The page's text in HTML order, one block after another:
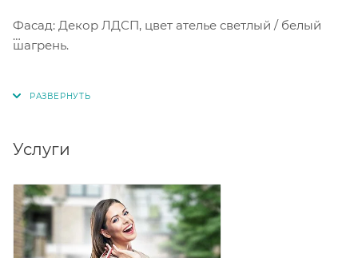
Фасад: Декор ЛДСП, цвет ателье светлый / белый
шагрень.
Ручки: АБС пластик, декор матовый хром.
Столешница: ДСП 26 мм, покрытая слоистым
Услуги